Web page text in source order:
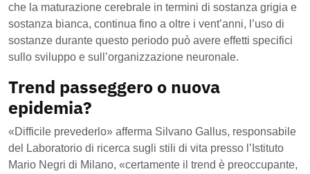
che la maturazione cerebrale in termini di sostanza grigia e
sostanza bianca, continua fino a oltre i vent’anni, l’uso di
sostanze durante questo periodo può avere effetti specifici
sullo sviluppo e sull’organizzazione neuronale.
Trend passeggero o nuova
epidemia?
«Difficile prevederlo» afferma Silvano Gallus, responsabile
del Laboratorio di ricerca sugli stili di vita presso l’Istituto
Mario Negri di Milano, «certamente il trend è preoccupante,